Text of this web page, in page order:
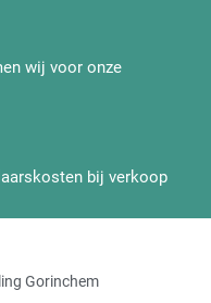
wij voor onze
bij verkoop
Gorinchem